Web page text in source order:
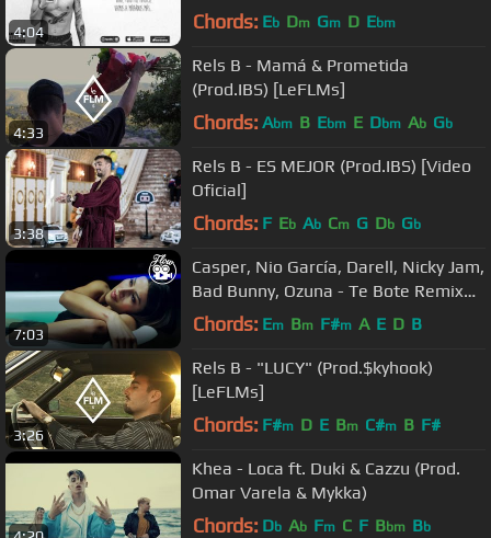
4:04 Chords: Eb Dm Gm D Ebm
4:33
Rels B - Mamá & Prometida
(Prod.IBS) [LeFLMs]
Chords: Abm B Ebm E Dbm Ab Gb
3:38
Rels B - ES MEJOR (Prod.IBS) [Video
Oficial]
Chords: F Eb Ab Cm G Db Gb
7:03
Casper, Nio García, Darell, Nicky Jam,
Bad Bunny, Ozuna - Te Bote Remix
(Video Oficial)
Chords: Em Bm F#m A E D B
3:26
Rels B - "LUCY" (Prod.$kyhook)
[LeFLMs]
Chords: F#m D E Bm C#m B F#
Khea - Loca ft. Duki & Cazzu (Prod.
Omar Varela & Mykka)
Chords: Db Ab Fm C F Bbm Bb